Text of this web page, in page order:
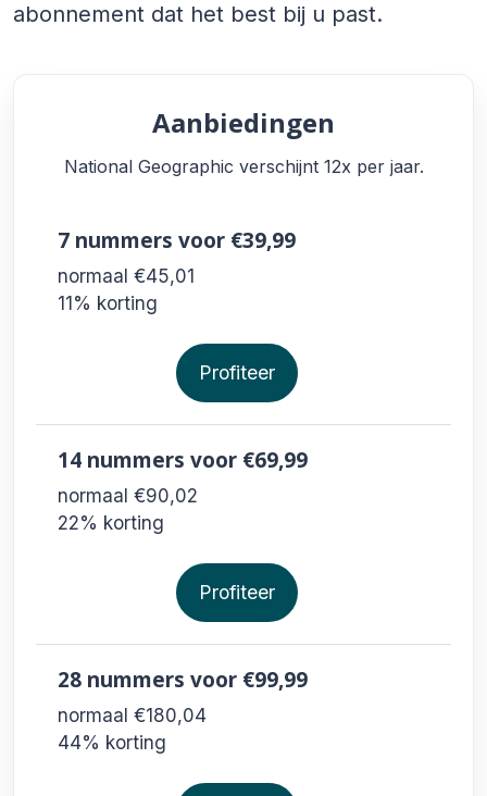
abonnement dat het best bij u past.
Aanbiedingen
National Geographic verschijnt 12x per jaar.
7 nummers voor €39,99
normaal €45,01
11% korting
Profiteer
14 nummers voor €69,99
normaal €90,02
22% korting
Profiteer
28 nummers voor €99,99
normaal €180,04
44% korting